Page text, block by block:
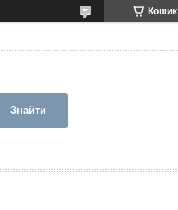
Кошик
Знайти